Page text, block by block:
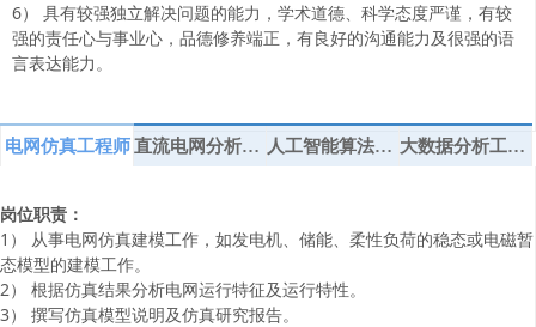
6） 具有较强独立解决问题的能力，学术道德、科学态度严谨，有较
强的责任心与事业心，品德修养端正，有良好的沟通能力及很强的语
言表达能力。
电网仿真工程师 直流电网分析工程师 人工智能算法工程师 大数据分析工程师
岗位职责：
1） 从事电网仿真建模工作，如发电机、储能、柔性负荷的稳态或电磁暂
态模型的建模工作。
2） 根据仿真结果分析电网运行特征及运行特性。
3） 撰写仿真模型说明及仿真研究报告。